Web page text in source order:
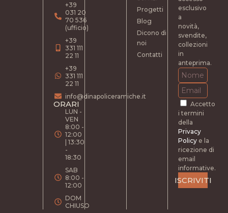
+39
031 20
70 536
(ufficio)
+39
331 111
22 11
+39
331 111
22 11
info@dinapoliceramiche.it
ORARI
LUN -
VEN
8:00 -
12:00
| 13:30
-
18:30
SAB
8:00 -
12:00
DOM
CHIUSO
Progetti
Blog
Dicono di
noi
Contatti
esclusivo
a
novità,
svendite,
collezioni
in
anteprima.
Accetto
i termini
della
Privacy
Policy e la
ricezione di
email
informative.
ISCRIVITI